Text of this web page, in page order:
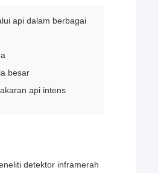
api dalam berbagai
besar
api intens
detektor inframerah